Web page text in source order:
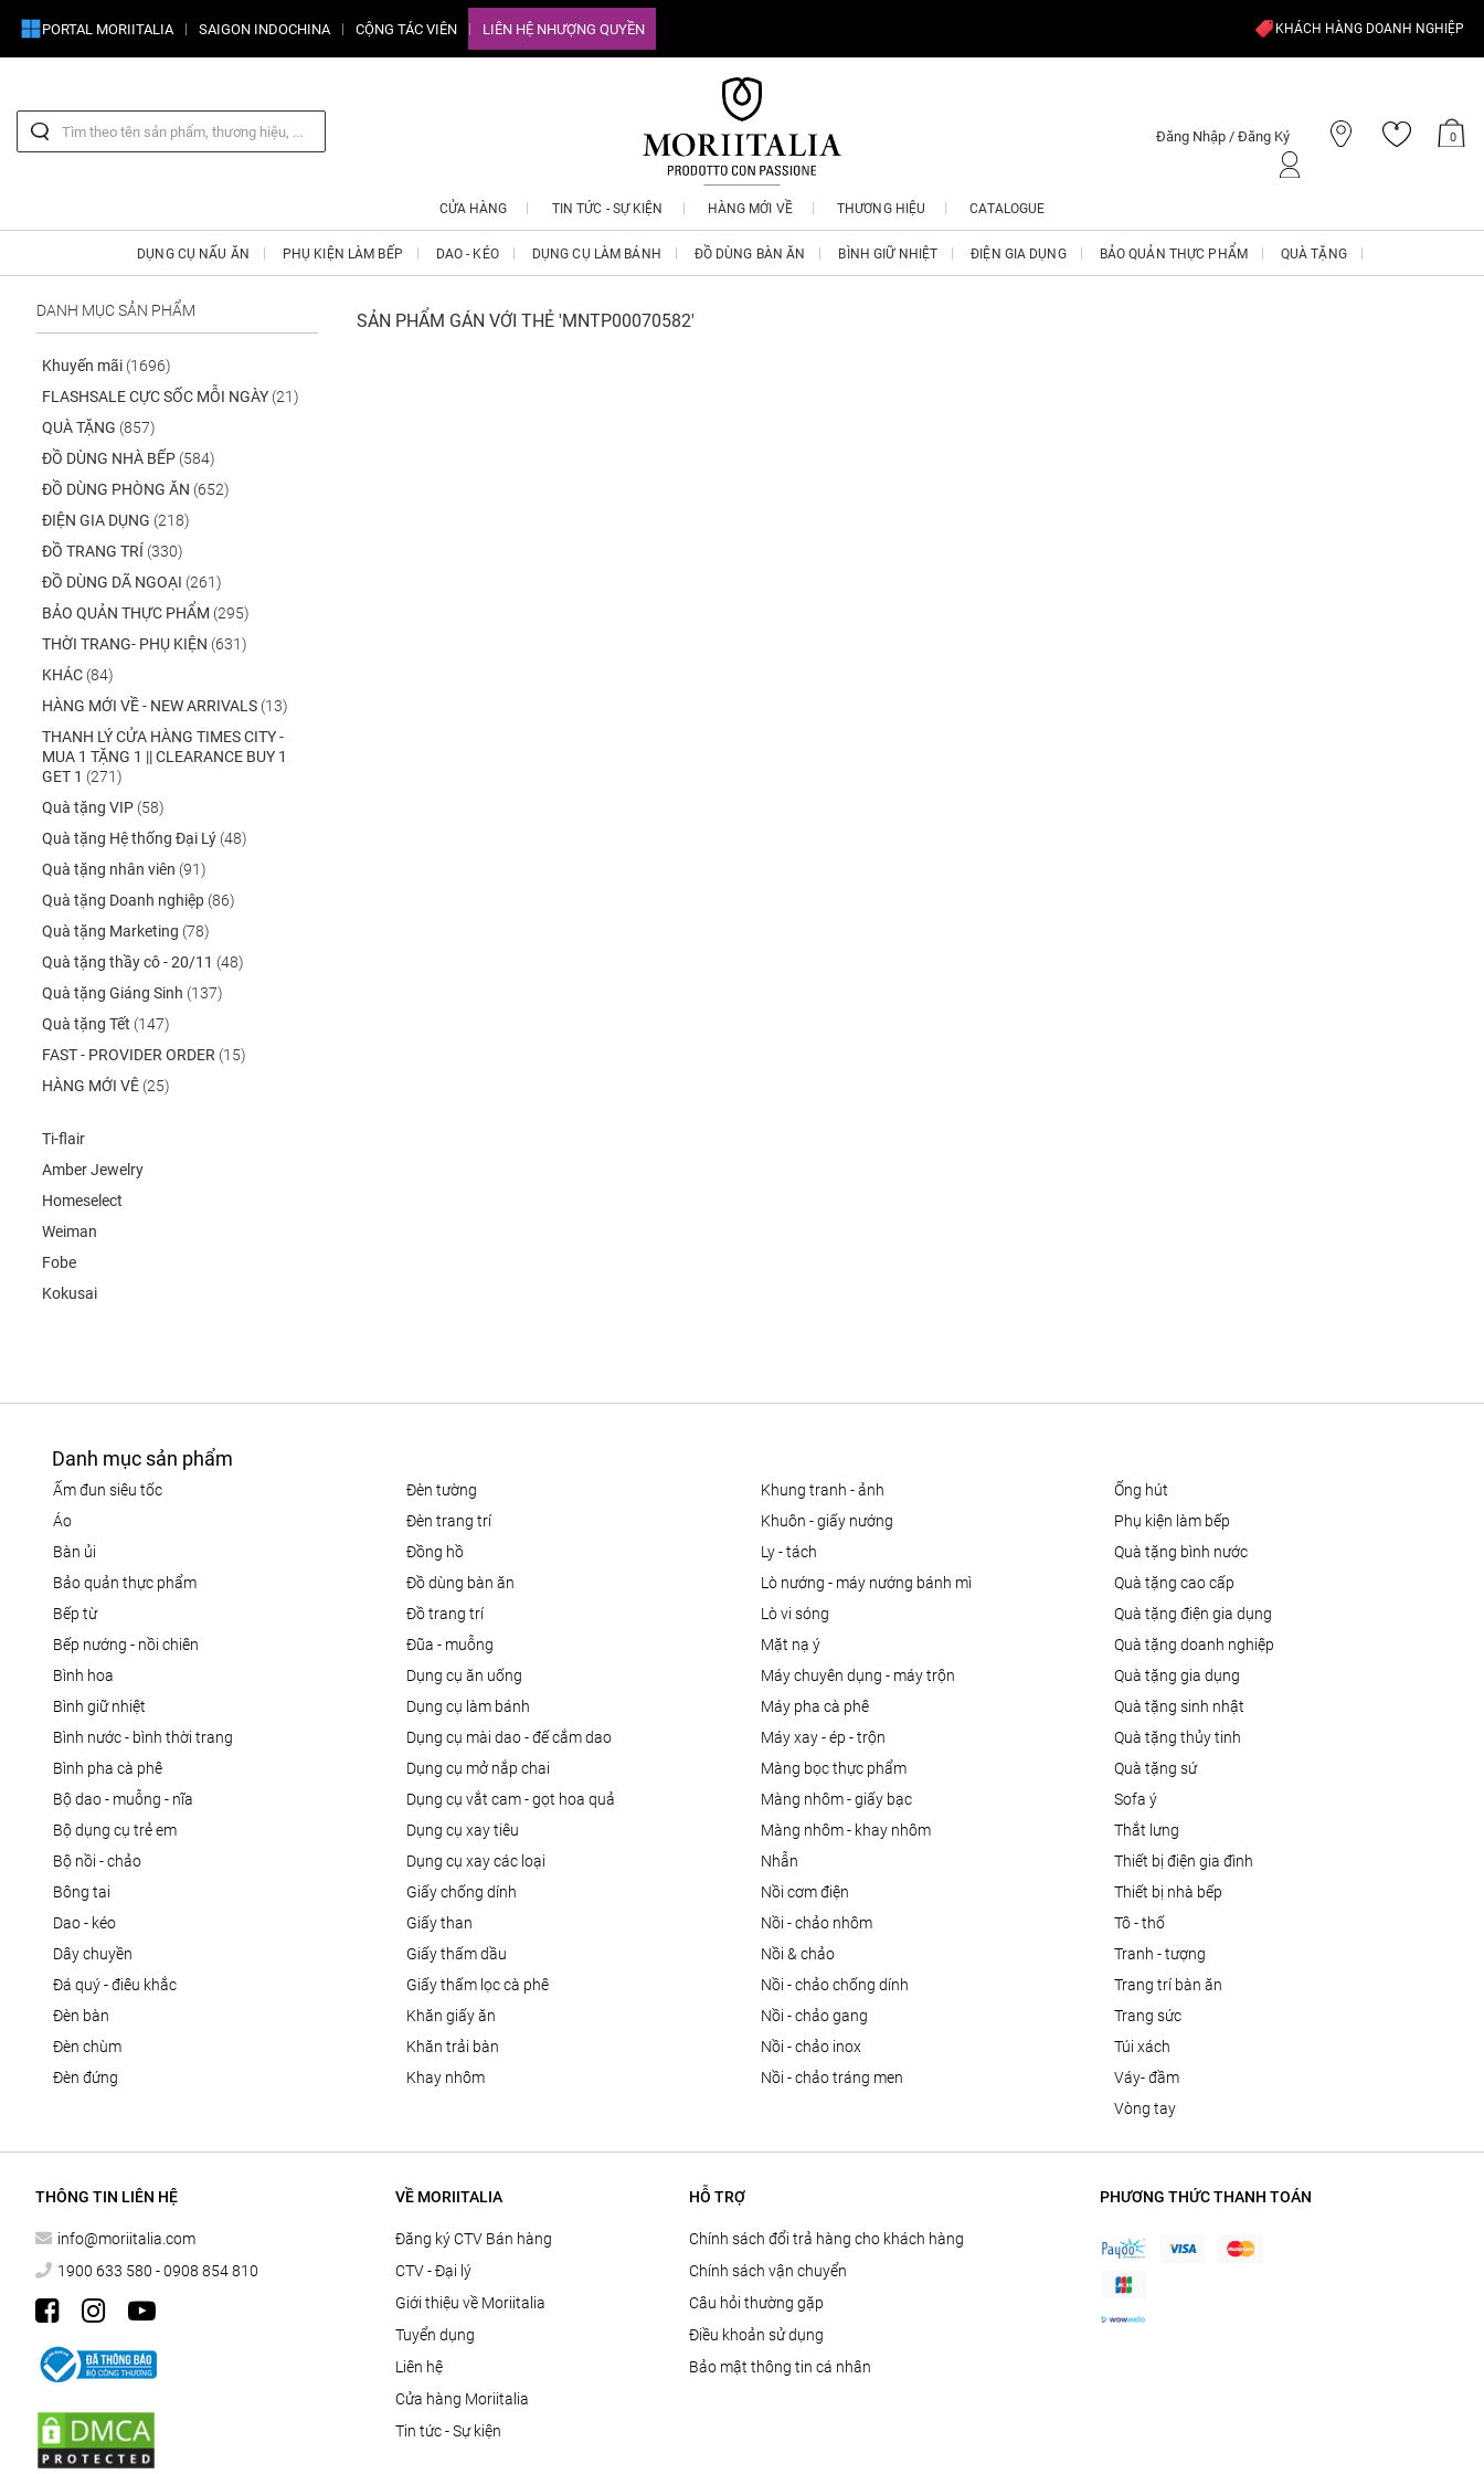
PORTAL MORIITALIA SAIGON INDOCHINA CỘNG TÁC VIÊN LIÊN HỆ NHƯỢNG QUYỀN KHÁCH HÀNG DOANH NGHIỆP
Đăng Nhập / Đăng Ký 0
CỬA HÀNG TIN TỨC - SỰ KIỆN HÀNG MỚI VỀ THƯƠNG HIỆU CATALOGUE
DỤNG CỤ NẤU ĂN PHỤ KIỆN LÀM BẾP DAO - KÉO DỤNG CỤ LÀM BÁNH ĐỒ DÙNG BÀN ĂN BÌNH GIỮ NHIỆT ĐIỆN GIA DỤNG BẢO QUẢN THỰC PHẨM QUÀ TẶNG
DANH MỤC SẢN PHẨM
Khuyến mãi (1696)
FLASHSALE CỰC SỐC MỖI NGÀY (21)
QUÀ TẶNG (857)
ĐỒ DÙNG NHÀ BẾP (584)
ĐỒ DÙNG PHÒNG ĂN (652)
ĐIỆN GIA DỤNG (218)
ĐỒ TRANG TRÍ (330)
ĐỒ DÙNG DÃ NGOẠI (261)
BẢO QUẢN THỰC PHẨM (295)
THỜI TRANG- PHỤ KIỆN (631)
KHÁC (84)
HÀNG MỚI VỀ - NEW ARRIVALS (13)
THANH LÝ CỬA HÀNG TIMES CITY -
MUA 1 TẶNG 1 || CLEARANCE BUY 1
GET 1 (271)
Quà tặng VIP (58)
Quà tặng Hệ thống Đại Lý (48)
Quà tặng nhân viên (91)
Quà tặng Doanh nghiệp (86)
Quà tặng Marketing (78)
Quà tặng thầy cô - 20/11 (48)
Quà tặng Giáng Sinh (137)
Quà tặng Tết (147)
FAST - PROVIDER ORDER (15)
HÀNG MỚI VÊ (25)
Ti-flair
Amber Jewelry
Homeselect
Weiman
Fobe
Kokusai
SẢN PHẨM GÁN VỚI THẺ 'MNTP00070582'
Danh mục sản phẩm
ấm đun siêu tốc
áo
bàn ủi
bảo quản thực phẩm
bếp từ
bếp nướng - nồi chiên
bình hoa
bình giữ nhiệt
bình nước - bình thời trang
bình pha cà phê
bộ dao - muỗng - nĩa
bộ dụng cụ trẻ em
bộ nồi - chảo
bông tai
dao - kéo
dây chuyền
đá quý - điêu khắc
đèn bàn
đèn chùm
đèn đứng
đèn tường
đèn trang trí
đồng hồ
đồ dùng bàn ăn
đồ trang trí
đũa - muỗng
dụng cụ ăn uống
dụng cụ làm bánh
dụng cụ mài dao - đế cắm dao
dụng cụ mở nắp chai
dụng cụ vắt cam - gọt hoa quả
dụng cụ xay tiêu
dụng cụ xay các loại
giấy chống dính
giấy than
giấy thấm dầu
giấy thấm lọc cà phê
khăn giấy ăn
khăn trải bàn
khay nhôm
khung tranh - ảnh
khuôn - giấy nướng
ly - tách
lò nướng - máy nướng bánh mì
lò vi sóng
mặt nạ ý
máy chuyên dụng - máy trộn
máy pha cà phê
máy xay - ép - trộn
màng bọc thực phẩm
màng nhôm - giấy bạc
màng nhôm - khay nhôm
nhẫn
nồi cơm điện
nồi - chảo nhôm
nồi & chảo
nồi - chảo chống dính
nồi - chảo gang
nồi - chảo inox
nồi - chảo tráng men
ống hút
phụ kiện làm bếp
quà tặng bình nước
quà tặng cao cấp
quà tặng điện gia dụng
quà tặng doanh nghiệp
quà tặng gia dụng
quà tặng sinh nhật
quà tặng thủy tinh
quà tặng sứ
sofa ý
thắt lưng
thiết bị điện gia đình
thiết bị nhà bếp
tô - thố
tranh - tượng
trang trí bàn ăn
trang sức
túi xách
váy- đầm
vòng tay
THÔNG TIN LIÊN HỆ
info@moriitalia.com
1900 633 580 - 0908 854 810
VỀ MORIITALIA
Đăng ký CTV Bán hàng
CTV - Đại lý
Giới thiệu về Moriitalia
Tuyển dụng
Liên hệ
Cửa hàng Moriitalia
Tin tức - Sự kiện
HỖ TRỢ
Chính sách đổi trả hàng cho khách hàng
Chính sách vận chuyển
Câu hỏi thường gặp
Điều khoản sử dụng
Bảo mật thông tin cá nhân
PHƯƠNG THỨC THANH TOÁN